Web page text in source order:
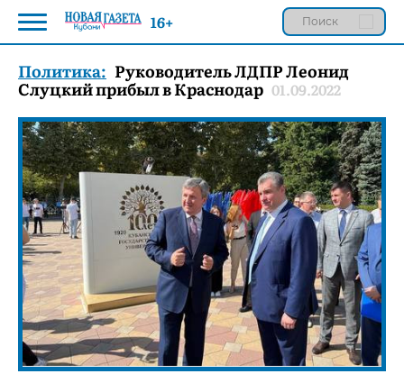
Политика: Руководитель ЛДПР Леонид
Слуцкий прибыл в Краснодар 01.09.2022
16+